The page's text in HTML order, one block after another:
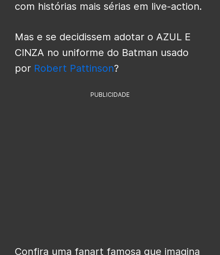
com histórias mais sérias em live-action.
Mas e se decidissem adotar o AZUL E
CINZA no uniforme do Batman usado
por Robert Pattinson?
PUBLICIDADE
Confira uma fanart famosa que imagina